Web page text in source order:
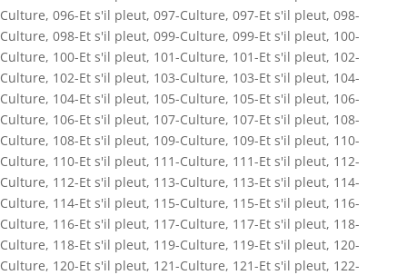
Culture, 096-Et s'il pleut, 097-Culture, 097-Et s'il pleut, 098-
Culture, 098-Et s'il pleut, 099-Culture, 099-Et s'il pleut, 100-
Culture, 100-Et s'il pleut, 101-Culture, 101-Et s'il pleut, 102-
Culture, 102-Et s'il pleut, 103-Culture, 103-Et s'il pleut, 104-
Culture, 104-Et s'il pleut, 105-Culture, 105-Et s'il pleut, 106-
Culture, 106-Et s'il pleut, 107-Culture, 107-Et s'il pleut, 108-
Culture, 108-Et s'il pleut, 109-Culture, 109-Et s'il pleut, 110-
Culture, 110-Et s'il pleut, 111-Culture, 111-Et s'il pleut, 112-
Culture, 112-Et s'il pleut, 113-Culture, 113-Et s'il pleut, 114-
Culture, 114-Et s'il pleut, 115-Culture, 115-Et s'il pleut, 116-
Culture, 116-Et s'il pleut, 117-Culture, 117-Et s'il pleut, 118-
Culture, 118-Et s'il pleut, 119-Culture, 119-Et s'il pleut, 120-
Culture, 120-Et s'il pleut, 121-Culture, 121-Et s'il pleut, 122-